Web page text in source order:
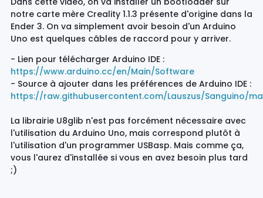
notre carte mère Creality 1.1.3 présente d'origine dans la
Ender 3. On va simplement avoir besoin d'un Arduino
Uno est quelques câbles de raccord pour y arriver.
- Lien pour télécharger Arduino IDE :
https://www.arduino.cc/en/Main/Software
- Source à ajouter dans les préférences de Arduino IDE :
https://raw.githubusercontent.com/Lauszus/Sanguino/
La librairie U8glib n'est pas forcément nécessaire avec
l'utilisation du Arduino Uno, mais correspond plutôt à
l'utilisation d'un programmer USBasp. Mais comme ça,
vous l'aurez d'installée si vous en avez besoin plus tard
;)